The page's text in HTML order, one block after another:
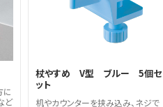
に
ど
杖やすめ V型 ブルー 5個セ
ット
机やカウンターを挟み込み、ネジで